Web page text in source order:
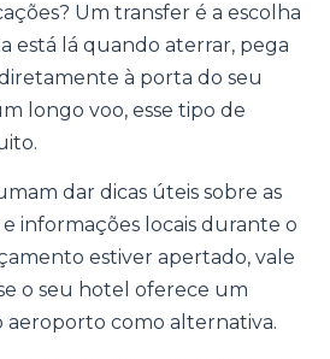
Um transfer é a escolha
está lá quando aterrar, pega
à porta do seu
longo voo, esse tipo de
dar dicas úteis sobre as
informações locais durante o
estiver apertado, vale
o seu hotel oferece um
como alternativa.